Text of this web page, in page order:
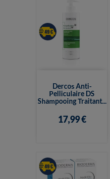
Dercos Anti-
Pelliculaire DS
Shampooing Traitant...
17,99 €